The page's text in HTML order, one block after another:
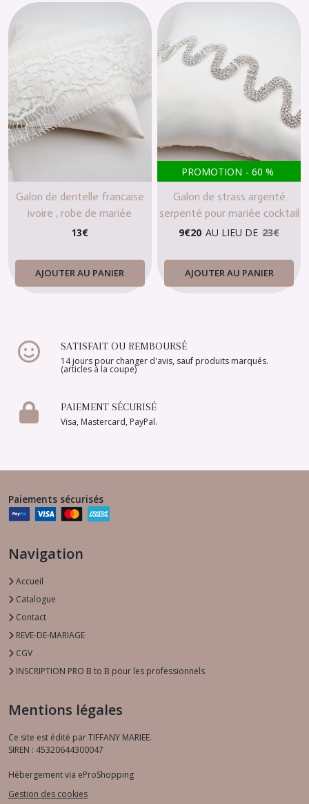
Galon de dentelle francaise
ivoire , robe de mariée
champêtre bohème T4004
13€
AJOUTER AU PANIER
PROMOTION - 60 %
Galon de strass argenté
serpenté pour mariée cocktail
soirée
9€20 AU LIEU DE 23€
AJOUTER AU PANIER
SATISFAIT OU REMBOURSÉ
14 jours pour changer d'avis, sauf produits marqués.
(articles à la coupe)
PAIEMENT SÉCURISÉ
Visa, Mastercard, PayPal.
Paiements sécurisés
Navigation
Accueil
Catalogue
Contact
REVE-DE-MARIAGE
CGV
INSCRIPTION PRO B to B pour les professionnels
Mentions légales
Ce site est édité par TIFFANY MARIEE.
SIREN : 45320644300047
Hébergement via eProShopping
Gestion des cookies